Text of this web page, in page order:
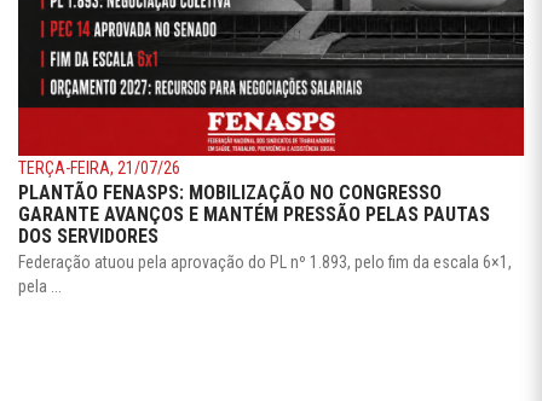
TERÇA-FEIRA, 21/07/26
PLANTÃO FENASPS: MOBILIZAÇÃO NO CONGRESSO
GARANTE AVANÇOS E MANTÉM PRESSÃO PELAS PAUTAS
DOS SERVIDORES
Federação atuou pela aprovação do PL nº 1.893, pelo fim da escala 6×1,
pela ...